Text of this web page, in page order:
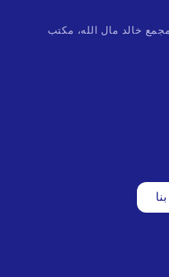
خالد مال الله، مكتب